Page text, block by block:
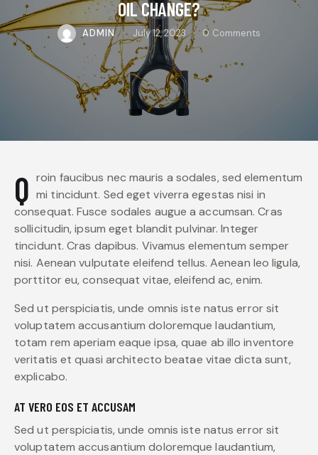
OIL CHANGE?
ADMIN July 12, 2023 0 Comments
Qroin faucibus nec mauris a sodales, sed elementum mi tincidunt. Sed eget viverra egestas nisi in
consequat. Fusce sodales augue a accumsan. Cras
sollicitudin, ipsum eget blandit pulvinar. Integer
tincidunt. Cras dapibus. Vivamus elementum semper
nisi. Aenean vulputate eleifend tellus. Aenean leo ligula,
porttitor eu, consequat vitae, eleifend ac, enim.
Sed ut perspiciatis, unde omnis iste natus error sit
voluptatem accusantium doloremque laudantium,
totam rem aperiam eaque ipsa, quae ab illo inventore
veritatis et quasi architecto beatae vitae dicta sunt,
explicabo.
AT VERO EOS ET ACCUSAM
Sed ut perspiciatis, unde omnis iste natus error sit
voluptatem accusantium doloremque laudantium,